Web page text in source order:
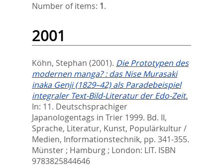
Number of items: 1.
2001
Köhn, Stephan (2001). Die Prototypen des
modernen manga? : das Nise Murasaki
inaka Genji (1829–42) als Paradebeispiel
integraler Text-Bild-Literatur der Edo-Zeit.
In: 11. Deutschsprachiger
Japanologentags in Trier 1999. Bd. II,
Sprache, Literatur, Kunst, Populärkultur /
Medien, Informationstechnik, pp. 341-355.
Münster ; Hamburg ; London: LIT. ISBN
9783825844646